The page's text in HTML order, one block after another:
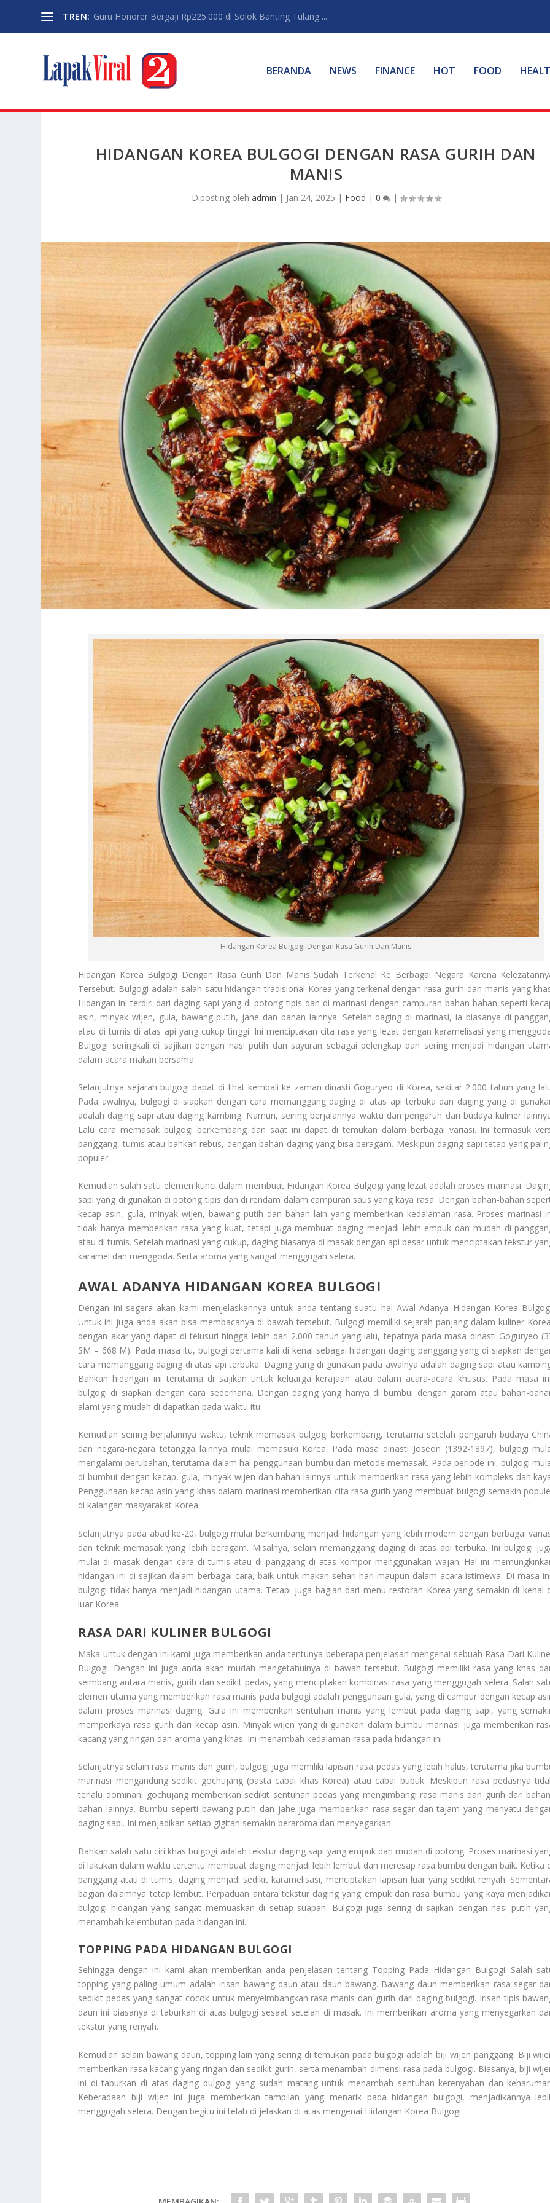
TREN: Guru Honorer Bergaji Rp225.000 di Solok Banting Tulang ...
BERANDA NEWS FINANCE HOT FOOD
HIDANGAN KOREA BULGOGI DENGAN RASA GURIH DAN
MANIS
Diposting oleh admin | Jan 24, 2025 | Food | 0 |
Hidangan Korea Bulgogi Dengan Rasa Gurih Dan Manis
Hidangan Korea Bulgogi Dengan Rasa Gurih Dan Manis Sudah Terkenal Ke Berbagai Negara Karena
Tersebut. Bulgogi adalah salah satu hidangan tradisional Korea yang terkenal dengan rasa gurih dan manis yang
Hidangan ini terdiri dari daging sapi yang di potong tipis dan di marinasi dengan campuran bahan-bahan seperti
asin, minyak wijen, gula, bawang putih, jahe dan bahan lainnya. Setelah daging di marinasi, ia biasanya di
atau di tumis di atas api yang cukup tinggi. Ini menciptakan cita rasa yang lezat dengan karamelisasi yang
Bulgogi seringkali di sajikan dengan nasi putih dan sayuran sebagai pelengkap dan sering menjadi hidangan
dalam acara makan bersama.
Selanjutnya sejarah bulgogi dapat di lihat kembali ke zaman dinasti Goguryeo di Korea, sekitar 2.000 tahun yang
Pada awalnya, bulgogi di siapkan dengan cara memanggang daging di atas api terbuka dan daging yang di
adalah daging sapi atau daging kambing. Namun, seiring berjalannya waktu dan pengaruh dari budaya kuliner
Lalu cara memasak bulgogi berkembang dan saat ini dapat di temukan dalam berbagai variasi. Ini termasuk
panggang, tumis atau bahkan rebus, dengan bahan daging yang bisa beragam. Meskipun daging sapi tetap yang
populer.
Kemudian salah satu elemen kunci dalam membuat Hidangan Korea Bulgogi yang lezat adalah proses marinasi.
sapi yang di gunakan di potong tipis dan di rendam dalam campuran saus yang kaya rasa. Dengan bahan-bahan
kecap asin, gula, minyak wijen, bawang putih dan bahan lain yang memberikan kedalaman rasa. Proses marinasi
tidak hanya memberikan rasa yang kuat, tetapi juga membuat daging menjadi lebih empuk dan mudah di
atau di tumis. Setelah marinasi yang cukup, daging biasanya di masak dengan api besar untuk menciptakan tekstur
karamel dan menggoda. Serta aroma yang sangat menggugah selera.
AWAL ADANYA HIDANGAN KOREA BULGOGI
Dengan ini segera akan kami menjelaskannya untuk anda tentang suatu halAwal Adanya Hidangan Korea
Untuk ini juga anda akan bisa membacanya di bawah tersebut. Bulgogi memiliki sejarah panjang dalam kuliner
dengan akar yang dapat di telusuri hingga lebih dari 2.000 tahun yang lalu, tepatnya pada masa dinasti Goguryeo
SM – 668 M). Pada masa itu, bulgogi pertama kali di kenal sebagai hidangan daging panggang yang di siapkan
cara memanggang daging di atas api terbuka. Daging yang di gunakan pada awalnya adalah daging sapi atau
Bahkan hidangan ini terutama di sajikan untuk keluarga kerajaan atau dalam acara-acara khusus. Pada masa
bulgogi di siapkan dengan cara sederhana. Dengan daging yang hanya di bumbui dengan garam atau bahan-
alami yang mudah di dapatkan pada waktu itu.
Kemudian seiring berjalannya waktu, teknik memasak bulgogi berkembang, terutama setelah pengaruh budaya
dan negara-negara tetangga lainnya mulai memasuki Korea. Pada masa dinasti Joseon (1392-1897), bulgogi
mengalami perubahan, terutama dalam hal penggunaan bumbu dan metode memasak. Pada periode ini, bulgogi
di bumbui dengan kecap, gula, minyak wijen dan bahan lainnya untuk memberikan rasa yang lebih kompleks dan
Penggunaan kecap asin yang khas dalam marinasi memberikan cita rasa gurih yang membuat bulgogi semakin
di kalangan masyarakat Korea.
Selanjutnya pada abad ke-20, bulgogi mulai berkembang menjadi hidangan yang lebih modern dengan berbagai
dan teknik memasak yang lebih beragam. Misalnya, selain memanggang daging di atas api terbuka. Ini bulgogi
mulai di masak dengan cara di tumis atau di panggang di atas kompor menggunakan wajan. Hal ini
hidangan ini di sajikan dalam berbagai cara, baik untuk makan sehari-hari maupun dalam acara istimewa. Di masa
bulgogi tidak hanya menjadi hidangan utama. Tetapi juga bagian dari menu restoran Korea yang semakin di kenal
luar Korea.
RASA DARI KULINER BULGOGI
Maka untuk dengan ini kami juga memberikan anda tentunya beberapa penjelasan mengenai sebuah Rasa Dari
Bulgogi. Dengan ini juga anda akan mudah mengetahuinya di bawah tersebut. Bulgogi memiliki rasa yang khas
seimbang antara manis, gurih dan sedikit pedas, yang menciptakan kombinasi rasa yang menggugah selera. Salah
elemen utama yang memberikan rasa manis pada bulgogi adalah penggunaan gula, yang di campur dengan kecap
dalam proses marinasi daging. Gula ini memberikan sentuhan manis yang lembut pada daging sapi, yang
memperkaya rasa gurih dari kecap asin. Minyak wijen yang di gunakan dalam bumbu marinasi juga memberikan
kacang yang ringan dan aroma yang khas. Ini menambah kedalaman rasa pada hidangan ini.
Selanjutnya selain rasa manis dan gurih, bulgogi juga memiliki lapisan rasa pedas yang lebih halus, terutama jika
marinasi mengandung sedikit gochujang (pasta cabai khas Korea) atau cabai bubuk. Meskipun rasa pedasnya
terlalu dominan, gochujang memberikan sedikit sentuhan pedas yang mengimbangi rasa manis dan gurih dari
bahan lainnya. Bumbu seperti bawang putih dan jahe juga memberikan rasa segar dan tajam yang menyatu
daging sapi. Ini menjadikan setiap gigitan semakin beraroma dan menyegarkan.
Bahkan salah satu ciri khas bulgogi adalah tekstur daging sapi yang empuk dan mudah di potong. Proses marinasi
di lakukan dalam waktu tertentu membuat daging menjadi lebih lembut dan meresap rasa bumbu dengan baik. Ketika
panggang atau di tumis, daging menjadi sedikit karamelisasi, menciptakan lapisan luar yang sedikit renyah.
bagian dalamnya tetap lembut. Perpaduan antara tekstur daging yang empuk dan rasa bumbu yang kaya
bulgogi hidangan yang sangat memuaskan di setiap suapan. Bulgogi juga sering di sajikan dengan nasi putih
menambah kelembutan pada hidangan ini.
TOPPING PADA HIDANGAN BULGOGI
Sehingga dengan ini kami akan memberikan anda penjelasan tentang Topping Pada Hidangan Bulgogi. Salah
topping yang paling umum adalah irisan bawang daun atau daun bawang. Bawang daun memberikan rasa segar
sedikit pedas yang sangat cocok untuk menyeimbangkan rasa manis dan gurih dari daging bulgogi. Irisan tipis
daun ini biasanya di taburkan di atas bulgogi sesaat setelah di masak. Ini memberikan aroma yang menyegarkan
tekstur yang renyah.
Kemudian selain bawang daun, topping lain yang sering di temukan pada bulgogi adalah biji wijen panggang. Biji
memberikan rasa kacang yang ringan dan sedikit gurih, serta menambah dimensi rasa pada bulgogi. Biasanya, biji
ini di taburkan di atas daging bulgogi yang sudah matang untuk menambah sentuhan kerenyahan dan
Keberadaan biji wijen ini juga memberikan tampilan yang menarik pada hidangan bulgogi, menjadikannya
menggugah selera. Dengan begitu ini telah di jelaskan di atas mengenai Hidangan Korea Bulgogi.